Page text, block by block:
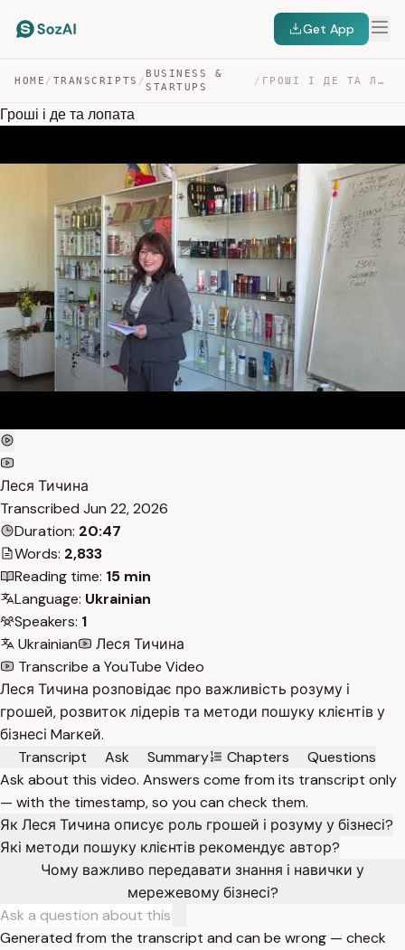
Get App
HOME / TRANSCRIPTS /
BUSINESS &
STARTUPS
/ ГРОШІ І ДЕ ТА ЛОПАТА — TRANSCRIPT
Гроші і де та лопата
Леся Тичина
Transcribed Jun 22, 2026
Duration: 20:47
Words: 2,833
Reading time: 15 min
Language: Ukrainian
Speakers: 1
Ukrainian
Леся Тичина
Transcribe a YouTube Video
Леся Тичина розповідає про важливість розуму і
грошей, розвиток лідерів та методи пошуку клієнтів у
бізнесі Marкей.
Transcript
Ask Summary Chapters
Questions
Ask about this video. Answers come from its transcript only
— with the timestamp, so you can check them.
Як Леся Тичина описує роль грошей і розуму у бізнесі?
Які методи пошуку клієнтів рекомендує автор?
Чому важливо передавати знання і навички у
мережевому бізнесі?
Generated from the transcript and can be wrong — check